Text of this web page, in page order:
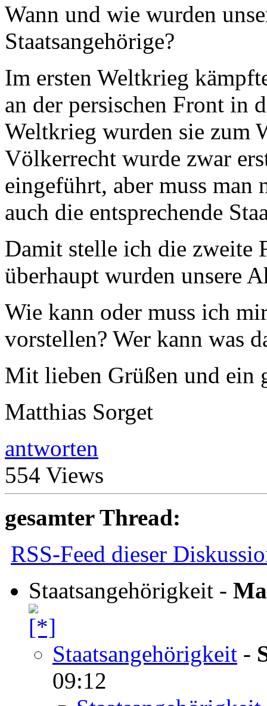
Wann und wie wurden
Staatsangehörige?
Im ersten Weltkrieg
an der persischen Front in
Weltkrieg wurden sie zum
Völkerrecht wurde zwar
eingeführt, aber muss man
auch die entsprechende
Damit stelle ich die zweite
überhaupt wurden unsere
Wie kann oder muss ich
vorstellen? Wer kann was
Mit lieben Grüßen und ein
Matthias Sorget
antworten
554 Views
gesamter Thread:
RSS-Feed dieser
Staatsangehörigkeit -
Staatsangehörigkeit -
09:12